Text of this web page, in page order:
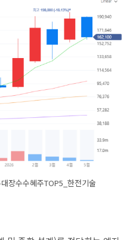
장수수혜주TOP5_한전기술